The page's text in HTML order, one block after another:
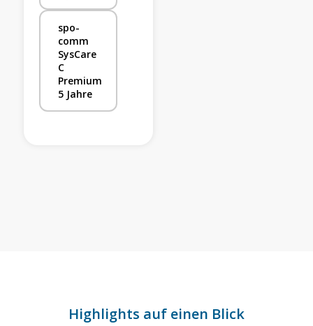
spo-
comm
SysCare
C
Premium
5 Jahre
Highlights auf einen Blick